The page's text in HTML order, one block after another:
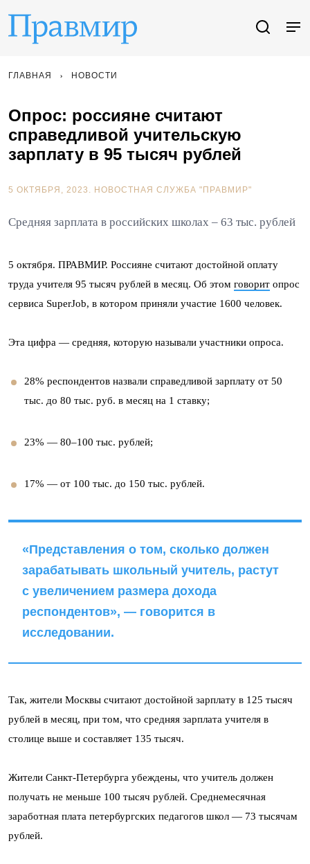
ГЛАВНАЯ НОВОСТИ
Опрос: россияне считают
справедливой учительскую
зарплату в 95 тысяч рублей
5 ОКТЯБРЯ, 2023. НОВОСТНАЯ СЛУЖБА "ПРАВМИР"
Средняя зарплата в российских школах – 63 тыс. рублей
5 октября. ПРАВМИР. Россияне считают достойной оплату
труда учителя 95 тысяч рублей в месяц. Об этом говорит опрос
сервиса SuperJob, в котором приняли участие 1600 человек.
Эта цифра — средняя, которую называли участники опроса.
28% респондентов назвали справедливой зарплату от 50
тыс. до 80 тыс. руб. в месяц на 1 ставку;
23% — 80–100 тыс. рублей;
17% — от 100 тыс. до 150 тыс. рублей.
«Представления о том, сколько должен
зарабатывать школьный учитель, растут
с увеличением размера дохода
респондентов», — говорится в
исследовании.
Так, жители Москвы считают достойной зарплату в 125 тысяч
рублей в месяц, при том, что средняя зарплата учителя в
столице выше и составляет 135 тысяч.
Жители Санкт-Петербурга убеждены, что учитель должен
получать не меньше 100 тысяч рублей. Среднемесячная
заработная плата петербургских педагогов школ — 73 тысячам
рублей.